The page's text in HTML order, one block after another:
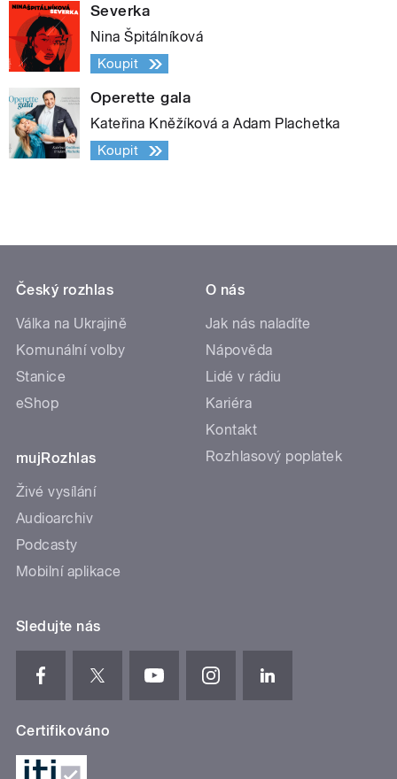
Severka
Nina Špitálníková
Koupit
Operette gala
Kateřina Kněžíková a Adam Plachetka
Koupit
Český rozhlas
Válka na Ukrajině
Komunální volby
Stanice
eShop
mujRozhlas
Živé vysílání
Audioarchiv
Podcasty
Mobilní aplikace
O nás
Jak nás naladíte
Nápověda
Lidé v rádiu
Kariéra
Kontakt
Rozhlasový poplatek
Sledujte nás
Certifikováno